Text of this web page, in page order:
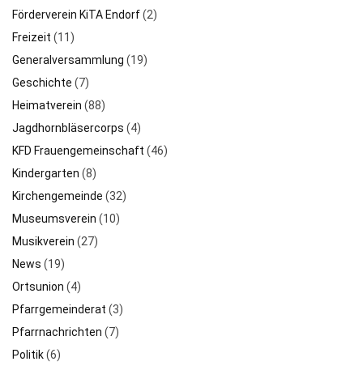
Förderverein KiTA Endorf(2)
Freizeit (11)
Generalversammlung (19)
Geschichte (7)
Heimatverein (88)
Jagdhornbläsercorps (4)
KFD Frauengemeinschaft (46)
Kindergarten (8)
Kirchengemeinde (32)
Museumsverein (10)
Musikverein (27)
News (19)
Ortsunion (4)
Pfarrgemeinderat (3)
Pfarrnachrichten (7)
Politik(6)